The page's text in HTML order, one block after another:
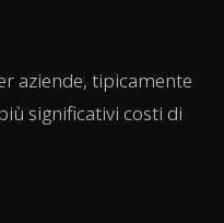
aziende, tipicamente
significativi costi di